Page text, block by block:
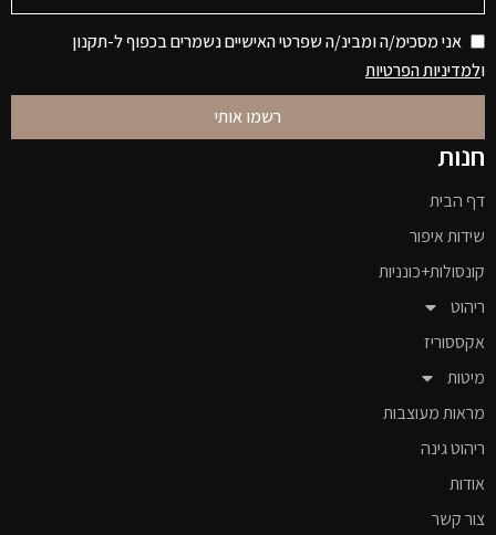
אני מסכימ/ה ומבינ/ה שפרטי האישיים נשמרים בכפוף ל-תקנון
ולמדיניות הפרטיות
רשמו אותי
חנות
דף הבית
שידות איפור
קונסולות+כונניות
ריהוט
אקססוריז
מיטות
מראות מעוצבות
ריהוט גינה
אודות
צור קשר